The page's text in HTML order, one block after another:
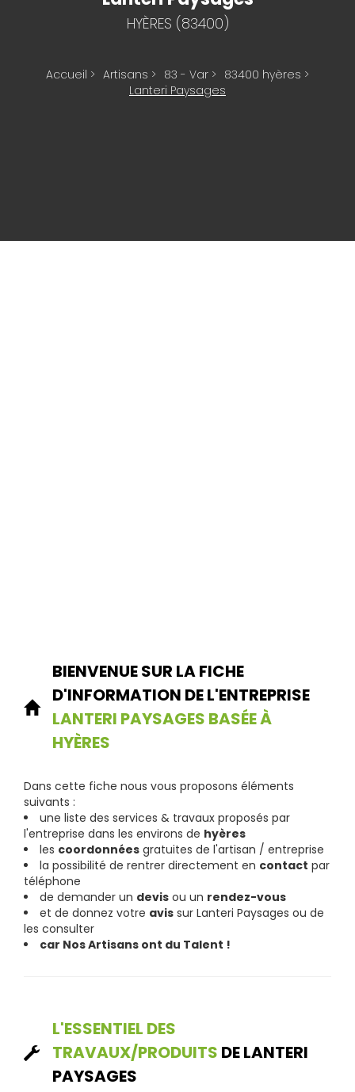
HYÈRES (83400)
Accueil > Artisans > 83 - Var > 83400 hyères >
Lanteri Paysages
BIENVENUE SUR LA FICHE
D'INFORMATION DE L'ENTREPRISE
LANTERI PAYSAGES BASÉE À
HYÈRES
Dans cette fiche nous vous proposons éléments
suivants :
une liste des services & travaux proposés par
l'entreprise dans les environs de hyères
les coordonnées gratuites de l'artisan / entreprise
la possibilité de rentrer directement en contact par
téléphone
de demander un devis ou un rendez-vous
et de donnez votre avis sur Lanteri Paysages ou de
les consulter
car Nos Artisans ont du Talent !
L'ESSENTIEL DES
TRAVAUX/PRODUITS DE LANTERI
PAYSAGES